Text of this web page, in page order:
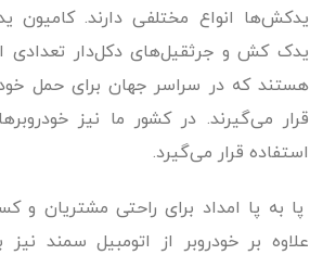
یدکش‌ها انواع مختلفی دارند.
یدک کش و جرثقیل‌های دکل‌دار
هستند که در سراسر جهان برای حمل
قرار می‌گیرند. در کشور ما نیز
استفاده قرار می‌گیرد.
پا به پا امداد برای راحتی مشتریان
علاوه بر خودروبر از اتومبیل سمند